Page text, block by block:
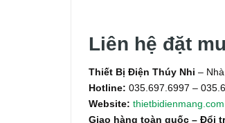
Liên hệ đặt
Thiết Bị Điện Thúy Nhi –
Hotline: 035.697.6997 –
Website: thietbidienmang.com
Giao hàng toàn quốc – Đổi